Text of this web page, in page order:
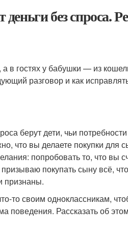
без спроса.
в гостях у бабушки — из
разговор и как
берут дети, чьи
что вы делаете покупки для
попробовать то, что вы
покупать сыну всё,
признаны.
то своим одноклассникам,
Рассказать об